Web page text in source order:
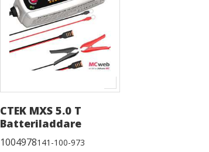
CTEK MXS 5.0 T
Batteriladdare
1004978141-100-973